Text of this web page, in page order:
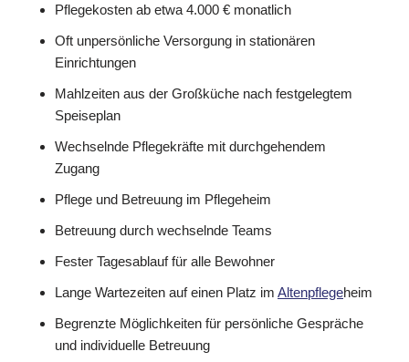
Pflegekosten ab etwa 4.000 € monatlich
Oft unpersönliche Versorgung in stationären
Einrichtungen
Mahlzeiten aus der Großküche nach festgelegtem
Speiseplan
Wechselnde Pflegekräfte mit durchgehendem
Zugang
Pflege und Betreuung im Pflegeheim
Betreuung durch wechselnde Teams
Fester Tagesablauf für alle Bewohner
Lange Wartezeiten auf einen Platz im Altenpflegeheim
Begrenzte Möglichkeiten für persönliche Gespräche
und individuelle Betreuung